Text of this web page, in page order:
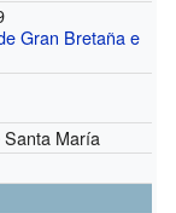
Gran Bretaña e
Santa María